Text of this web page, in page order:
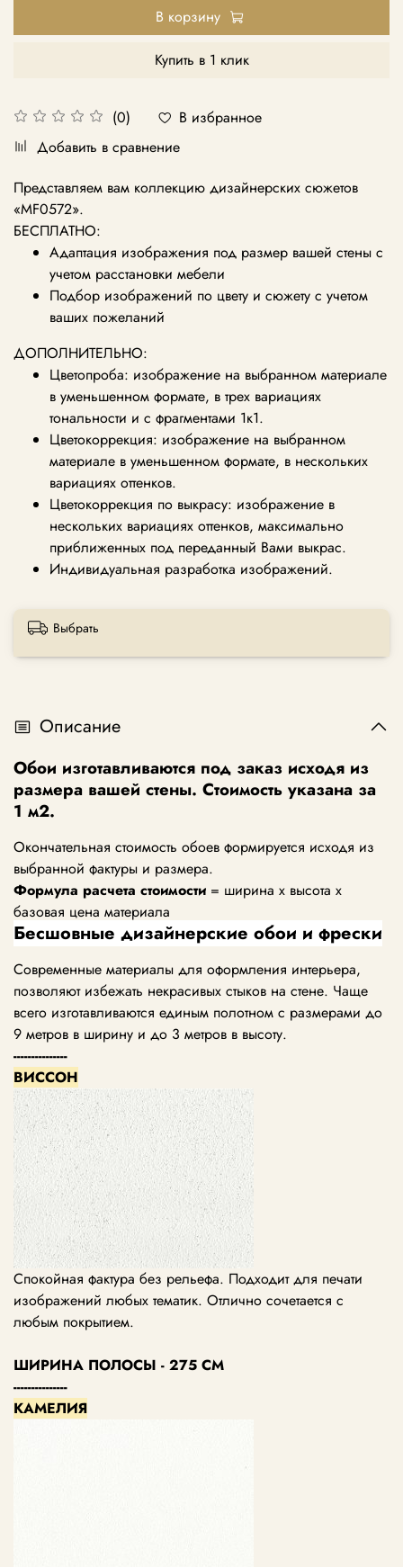
(0)
В избранное
Добавить в сравнение
В корзину
Купить в 1 клик
Представляем вам коллекцию дизайнерских сюжетов
«MF0572».
БЕСПЛАТНО:
Адаптация изображения под размер вашей стены с
учетом расстановки мебели
Подбор изображений по цвету и сюжету с учетом
ваших пожеланий
ДОПОЛНИТЕЛЬНО:
Цветопроба: изображение на выбранном материале
в уменьшенном формате, в трех вариациях
тональности и с фрагментами 1к1.
Цветокоррекция: изображение на выбранном
материале в уменьшенном формате, в нескольких
вариациях оттенков.
Цветокоррекция по выкрасу: изображение в
нескольких вариациях оттенков, максимально
приближенных под переданный Вами выкрас.
Индивидуальная разработка изображений.
Выбрать
Описание
Обои изготавливаются под заказ исходя из
размера вашей стены. Стоимость указана за
1 м2.
Окончательная стоимость обоев формируется исходя из
выбранной фактуры и размера.
Формула расчета стоимости = ширина х высота х
базовая цена материала
Бесшовные дизайнерские обои и фрески
Современные материалы для оформления интерьера,
позволяют избежать некрасивых стыков на стене. Чаще
всего изготавливаются единым полотном с размерами до
9 метров в ширину и до 3 метров в высоту.
---------------
ВИССОН
Спокойная фактура без рельефа. Подходит для печати
изображений любых тематик. Отлично сочетается с
любым покрытием.
ШИРИНА ПОЛОСЫ - 275 СМ
---------------
КАМЕЛИЯ